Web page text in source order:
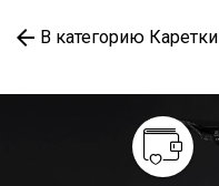
В категорию Каретки